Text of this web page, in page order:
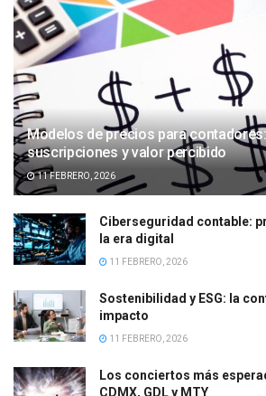
Modelos de precios para
suscripciones y valor percibido
11 FEBRERO, 2026
Ciberseguridad contable:
la era digital
11 FEBRERO, 2026
Sostenibilidad y ESG: la
impacto
11 FEBRERO, 2026
Los conciertos más
CDMX, GDL y MTY